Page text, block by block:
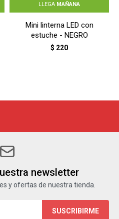
LLEGA MAÑANA
Mini linterna LED con
estuche - NEGRO
$ 220
newsletter
y ofertas de nuestra tienda.
SUSCRIBIRME